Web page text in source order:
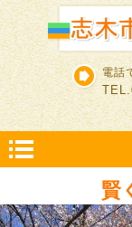
電話
賢